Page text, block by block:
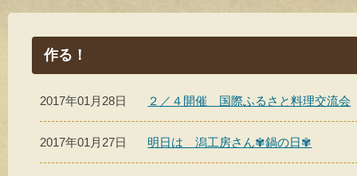
作る！
2017年01月28日 ２／４開催 国際ふるさと料理交流会
2017年01月27日 明日は 潟工房さん✾鍋の日✾